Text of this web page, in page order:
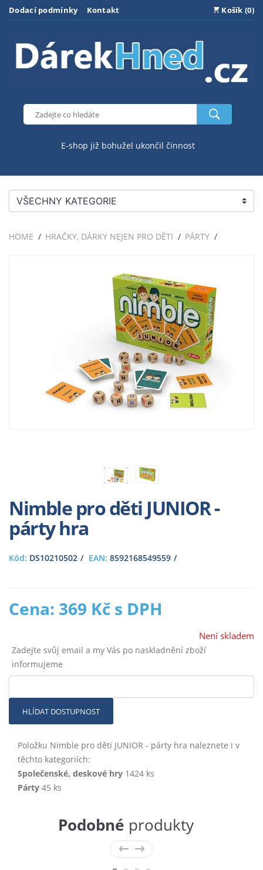
Dodací podmínky Kontakt Košík (0)
E-shop již bohužel ukončil činnost
VŠECHNY KATEGORIE
HOME HRAČKY, DÁRKY NEJEN PRO DĚTI PÁRTY
Nimble pro děti JUNIOR -
párty hra
Kód: DS10210502 EAN: 8592168549559
Cena: 369 Kč s DPH
Není skladem
Zadejte svůj email a my Vás po naskladnění zboží
informujeme
HLÍDAT DOSTUPNOST
Položku Nimble pro děti JUNIOR - párty hra naleznete i v
těchto kategoriích:
Společenské, deskové hry 1424 ks
Párty 45 ks
Podobné produkty